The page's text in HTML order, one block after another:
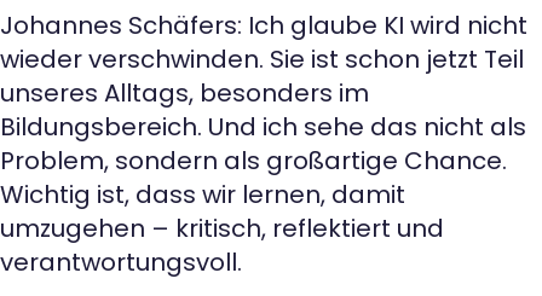
Johannes Schäfers: Ich glaube KI wird nicht
wieder verschwinden. Sie ist schon jetzt Teil
unseres Alltags, besonders im
Bildungsbereich. Und ich sehe das nicht als
Problem, sondern als großartige Chance.
Wichtig ist, dass wir lernen, damit
umzugehen – kritisch, reflektiert und
verantwortungsvoll.